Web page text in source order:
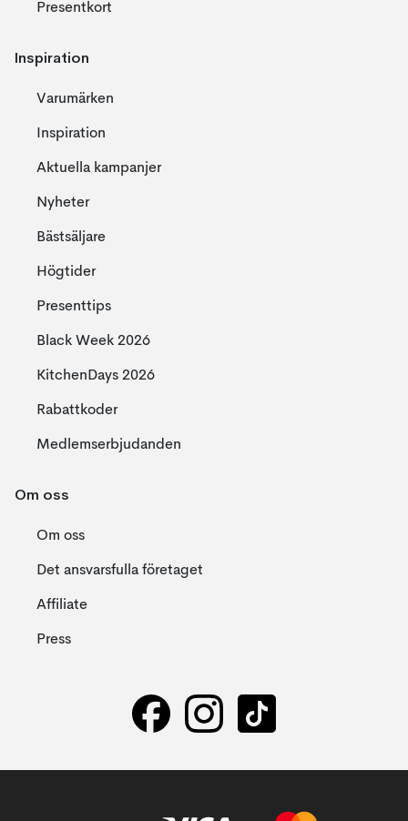
Presentkort
Inspiration
Varumärken
Inspiration
Aktuella kampanjer
Nyheter
Bästsäljare
Högtider
Presenttips
Black Week 2026
KitchenDays 2026
Rabattkoder
Medlemserbjudanden
Om oss
Om oss
Det ansvarsfulla företaget
Affiliate
Press